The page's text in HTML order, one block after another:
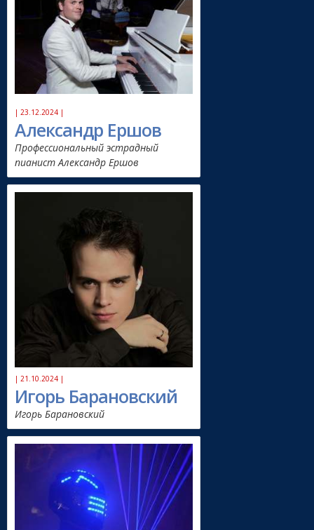
| 23.12.2024 |
Александр Ершов
Профессиональный эстрадный
пианист Александр Ершов
| 21.10.2024 |
Игорь Барановский
Игорь Барановский